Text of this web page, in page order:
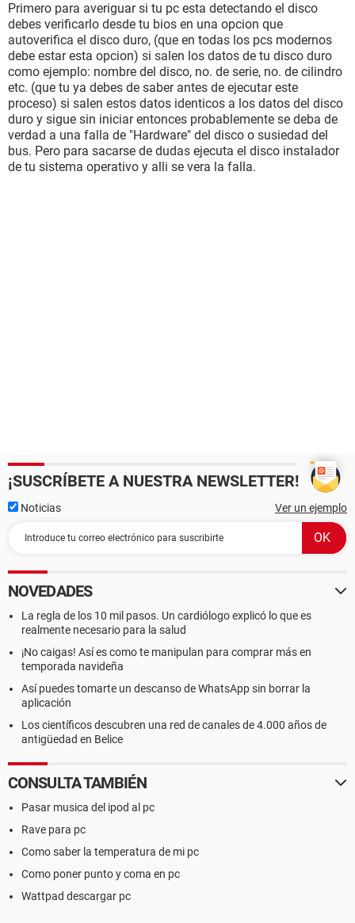
Primero para averiguar si tu pc esta detectando el disco
debes verificarlo desde tu bios en una opcion que
autoverifica el disco duro, (que en todas los pcs modernos
debe estar esta opcion) si salen los datos de tu disco duro
como ejemplo: nombre del disco, no. de serie, no. de cilindro
etc. (que tu ya debes de saber antes de ejecutar este
proceso) si salen estos datos identicos a los datos del disco
duro y sigue sin iniciar entonces probablemente se deba de
verdad a una falla de "Hardware" del disco o susiedad del
bus. Pero para sacarse de dudas ejecuta el disco instalador
de tu sistema operativo y alli se vera la falla.
¡SUSCRÍBETE A NUESTRA NEWSLETTER!
Noticias Ver un ejemplo
NOVEDADES
La regla de los 10 mil pasos. Un cardiólogo explicó lo que es
realmente necesario para la salud
¡No caigas! Así es como te manipulan para comprar más en
temporada navideña
Así puedes tomarte un descanso de WhatsApp sin borrar la
aplicación
Los científicos descubren una red de canales de 4.000 años de
antigüedad en Belice
CONSULTA TAMBIÉN
Pasar musica del ipod al pc
Rave para pc
Como saber la temperatura de mi pc
Como poner punto y coma en pc
Wattpad descargar pc